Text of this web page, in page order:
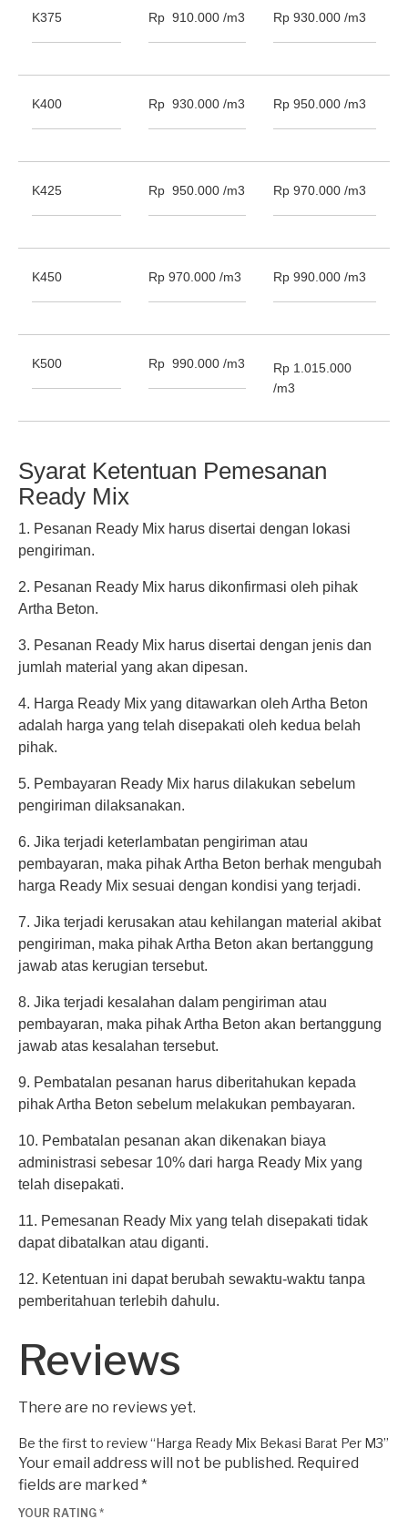
K375 Rp 910.000 /m3 Rp 930.000 /m3
K400 Rp 930.000 /m3 Rp 950.000 /m3
K425 Rp 950.000 /m3 Rp 970.000 /m3
K450 Rp 970.000 /m3 Rp 990.000 /m3
K500 Rp 990.000 /m3
Rp 1.015.000
/m3
Syarat Ketentuan Pemesanan
Ready Mix
1. Pesanan Ready Mix harus disertai dengan lokasi
pengiriman.
2. Pesanan Ready Mix harus dikonfirmasi oleh pihak
Artha Beton.
3. Pesanan Ready Mix harus disertai dengan jenis dan
jumlah material yang akan dipesan.
4. Harga Ready Mix yang ditawarkan oleh Artha Beton
adalah harga yang telah disepakati oleh kedua belah
pihak.
5. Pembayaran Ready Mix harus dilakukan sebelum
pengiriman dilaksanakan.
6. Jika terjadi keterlambatan pengiriman atau
pembayaran, maka pihak Artha Beton berhak mengubah
harga Ready Mix sesuai dengan kondisi yang terjadi.
7. Jika terjadi kerusakan atau kehilangan material akibat
pengiriman, maka pihak Artha Beton akan bertanggung
jawab atas kerugian tersebut.
8. Jika terjadi kesalahan dalam pengiriman atau
pembayaran, maka pihak Artha Beton akan bertanggung
jawab atas kesalahan tersebut.
9. Pembatalan pesanan harus diberitahukan kepada
pihak Artha Beton sebelum melakukan pembayaran.
10. Pembatalan pesanan akan dikenakan biaya
administrasi sebesar 10% dari harga Ready Mix yang
telah disepakati.
11. Pemesanan Ready Mix yang telah disepakati tidak
dapat dibatalkan atau diganti.
12. Ketentuan ini dapat berubah sewaktu-waktu tanpa
pemberitahuan terlebih dahulu.
Reviews
There are no reviews yet.
Be the first to review “Harga Ready Mix Bekasi Barat Per M3”
Your email address will not be published. Required
fields are marked *
YOUR RATING *